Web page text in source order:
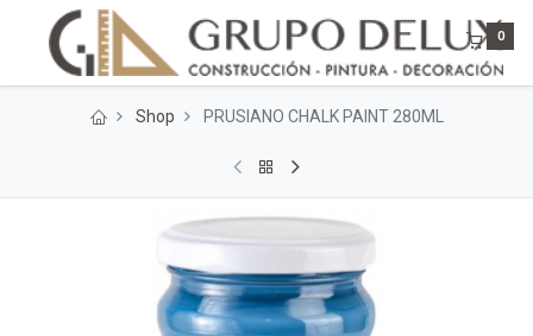
0
Shop PRUSIANO CHALK PAINT 280ML